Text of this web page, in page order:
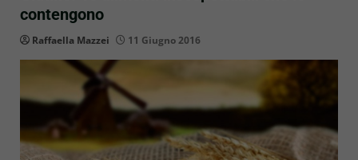
contengono
Raffaella Mazzei 11 Giugno 2016